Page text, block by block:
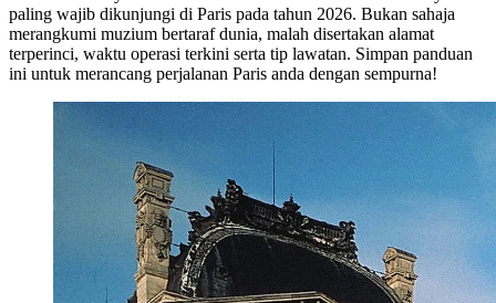
paling wajib dikunjungi di Paris pada tahun 2026. Bukan sahaja
merangkumi muzium bertaraf dunia, malah disertakan alamat
terperinci, waktu operasi terkini serta tip lawatan. Simpan panduan
ini untuk merancang perjalanan Paris anda dengan sempurna!